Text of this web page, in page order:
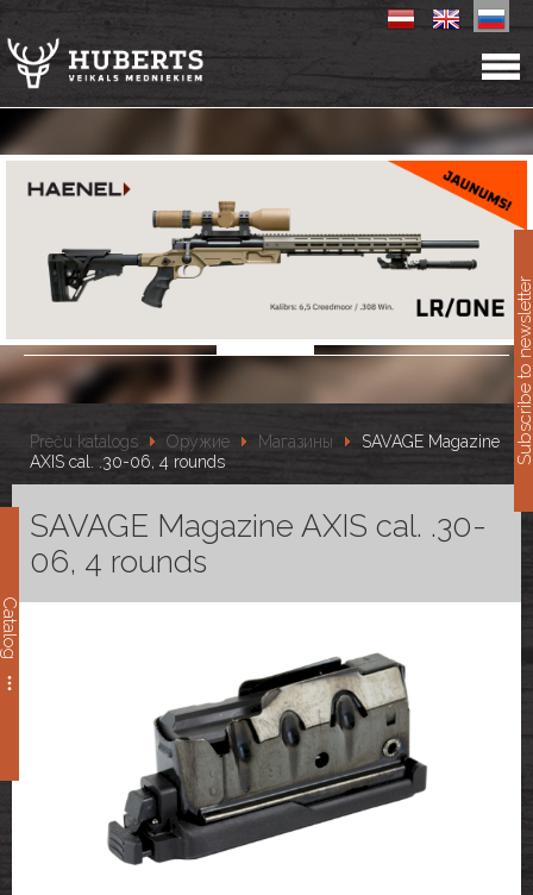
Catalog
Preču katalogs Оружие Магазины
SAVAGE Magazine
AXIS cal. .30-06, 4 rounds
SAVAGE Magazine AXIS cal. .30-
06, 4 rounds
Subscribe